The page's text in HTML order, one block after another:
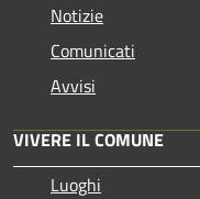
Notizie
Comunicati
Avvisi
VIVERE IL COMUNE
Luoghi